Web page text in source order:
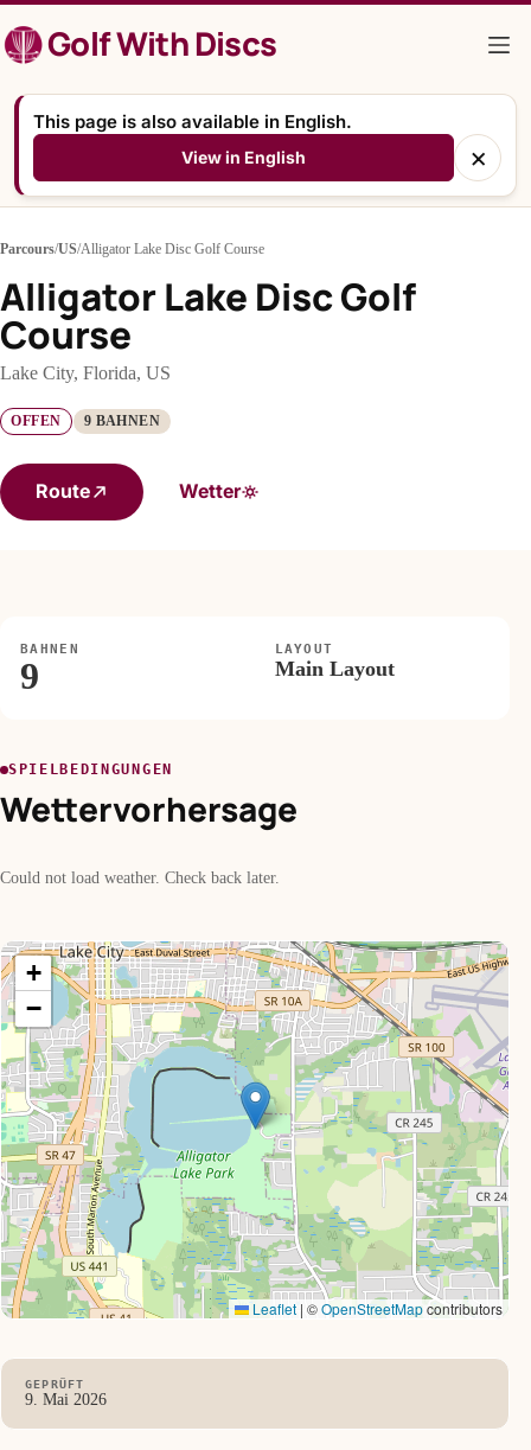
Inhalt
springenGolf With Discs
This page is also available in English.
View in English ×
Parcours/US/Alligator Lake Disc Golf Course
Alligator Lake Disc Golf
Course
Lake City, Florida, US
OFFEN 9 BAHNEN
Route Wetter
BAHNEN
9
LAYOUT
Main Layout
SPIELBEDINGUNGEN
Wettervorhersage
Could not load weather. Check back later.
+
−
Leaflet | ©OpenStreetMapcontributors
GEPRÜFT
9. Mai 2026